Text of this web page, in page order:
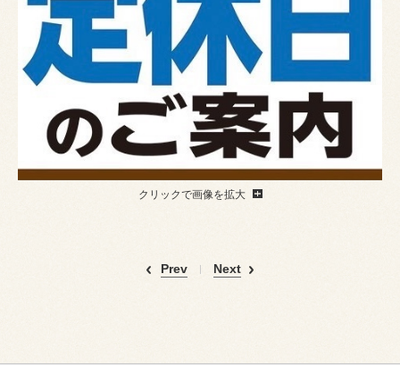
クリックで画像を拡大
Prev Next